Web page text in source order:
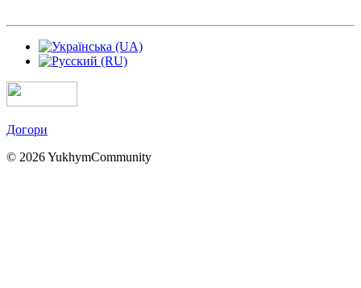
Догори
© 2026 YukhymCommunity